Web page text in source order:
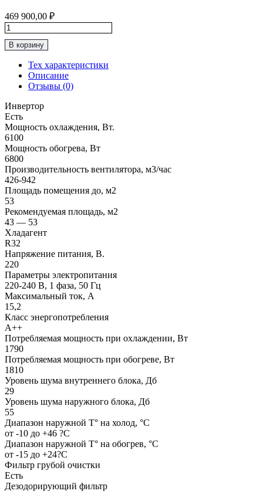
469 900,00 ₽
Количество
товара
Инверторная
Система
60м2
Mitsubishi
Electric
“Серия
Premium"
MSZ-
LN60VG2W
/
MUZ-
LN60VG2
В корзину
Тех характеристики
Описание
Отзывы (0)
Инвертор
Есть
Мощность охлаждения, Вт.
6100
Мощность обогрева, Вт
6800
Производительность вентилятора, м3/час
426-942
Площадь помещения до, м2
53
Рекомендуемая площадь, м2
43 — 53
Хладагент
R32
Напряжение питания, В.
220
Параметры электропитания
220-240 В, 1 фаза, 50 Гц
Максимальный ток, А
15,2
Класс энергопотребления
A++
Потребляемая мощность при охлаждении, Вт
1790
Потребляемая мощность при обогреве, Вт
1810
Уровень шума внутреннего блока, Дб
29
Уровень шума наружного блока, Дб
55
Диапазон наружной T° на холод, °С
от -10 до +46 ?C
Диапазон наружной T° на обогрев, °С
от -15 до +24?C
Фильтр грубой очистки
Есть
Дезодорирующий фильтр